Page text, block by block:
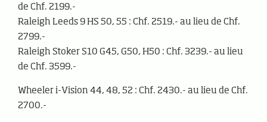
de Chf. 2199.-
Raleigh Leeds 9 HS 50, 55 : Chf. 2519.- au lieu de Chf.
2799.-
Raleigh Stoker S10 G45, G50, H50 : Chf. 3239.- au lieu
de Chf. 3599.-
Wheeler i-Vision 44, 48, 52 : Chf. 2430.- au lieu de Chf.
2700.-